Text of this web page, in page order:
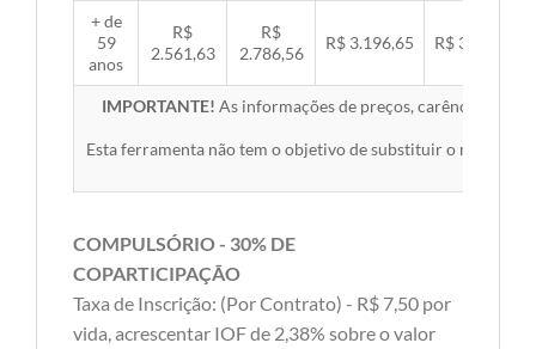
+ de
59
anos
R$
2.561,63
R$
2.786,56
R$ 3.196,65 R$ 3.294,10
IMPORTANTE! As informações de preços, carências,
Esta ferramenta não tem o objetivo de substituir o material
COMPULSÓRIO - 30% DE
COPARTICIPAÇÃO
Taxa de Inscrição: (Por Contrato) - R$ 7,50 por
vida, acrescentar IOF de 2,38% sobre o valor